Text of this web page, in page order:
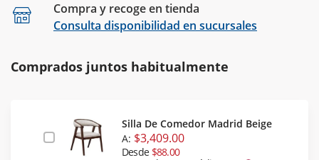
Compra y recoge en tienda
Consulta disponibilidad en sucursales
Comprados juntos habitualmente
Silla De Comedor Madrid Beige
A: $3,409.00
Desde $88.00